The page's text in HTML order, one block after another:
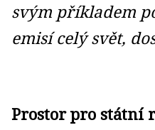
svým příkladem
emisí celý svět,
Prostor pro státní